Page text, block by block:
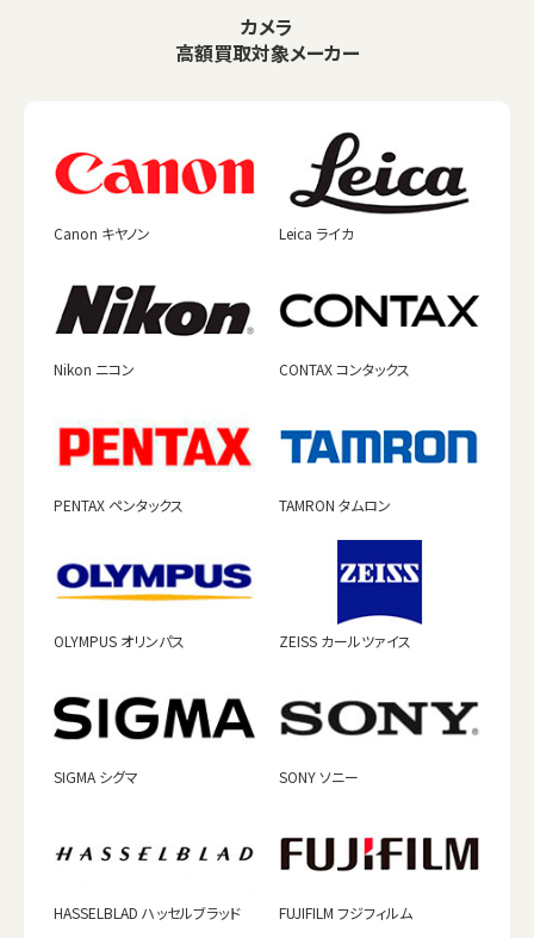
カメラ
高額買取対象メーカー
Canon キヤノン Leica ライカ
Nikon ニコン CONTAX コンタックス
PENTAX ペンタックス TAMRON タムロン
OLYMPUS オリンパス ZEISS カールツァイス
SIGMA シグマ SONY ソニー
HASSELBLAD ハッセルブラッド FUJIFILM フジフィルム